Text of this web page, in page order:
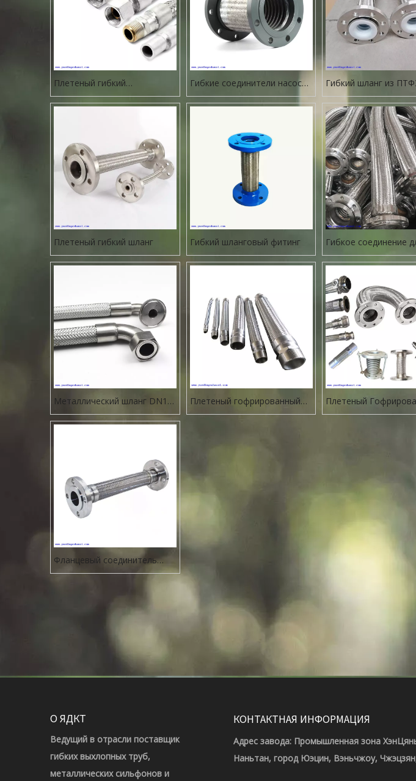
Плетеный гибкий
металлический шланг
Гибкие соединители насоса
из нержавеющей стали
Гибкий шланг из
Плетеный гибкий шланг Гибкий шланговый фитинг
Гибкое соединение
насоса
Металлический шланг DN12
для промышленности
Плетеный гофрированный
гибкий металлический шланг
Плетеный
Гибкий
Фланцевый соединитель
гибкий металлический шланг
О ЯДКТ
Ведущий в отрасли поставщик
гибких выхлопных труб,
металлических сильфонов и
КОНТАКТНАЯ ИНФОРМАЦИЯ
Адрес завода: Промышленная зона
Наньтан, город Юэцин, Вэньчжоу,